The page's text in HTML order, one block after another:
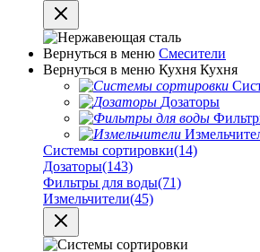
Вернуться в меню Смесители
Вернуться в меню Кухня Кухня
Дозаторы
Системы сортировки(14)
Дозаторы(143)
Фильтры для воды(71)
Измельчители(45)